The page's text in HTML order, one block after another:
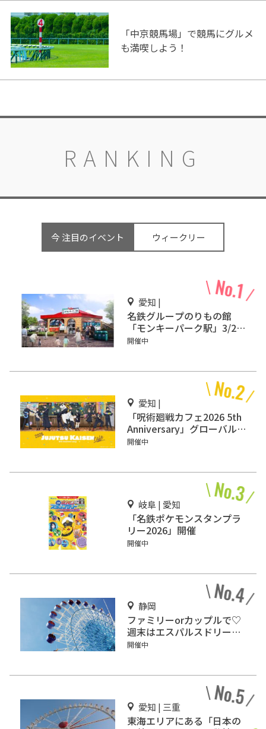
「中京競馬場」で競馬にグルメ
も満喫しよう！
RANKING
今 注目のイベント ウィークリー
愛知 |
名鉄グループのりもの館
「モンキーパーク駅」3/2オ
ープン
開催中
愛知 |
「呪術廻戦カフェ2026 5th
Anniversary」グローバル
ゲート名古屋で開催
開催中
岐阜 | 愛知
「名鉄ポケモンスタンプラ
リー2026」開催
開催中
静岡
ファミリーorカップルで♡
週末はエスパルスドリーム
プラザで楽しもう！
開催中
愛知 | 三重
東海エリアにある「日本の